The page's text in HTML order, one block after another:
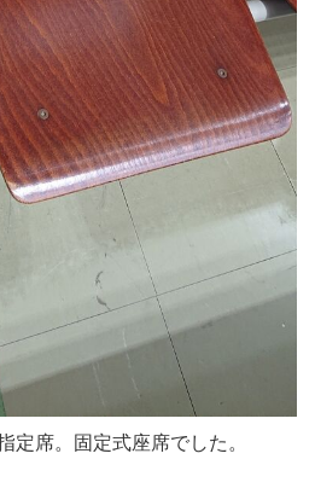
定席。固定式座席でした。